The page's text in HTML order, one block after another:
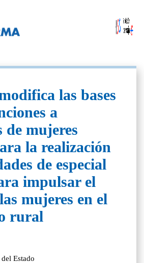
las bases
a
de mujeres
la realización
de especial
impulsar el
mujeres en el
rural
Estado